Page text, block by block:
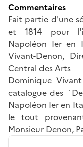
Commentaires
Fait partie d'une
et 1814 pour
Napoléon Ier en
Vivant-Denon,
Central des Arts
Dominique
catalogue des
Napoléon Ier en
le tout
Monsieur Denon,